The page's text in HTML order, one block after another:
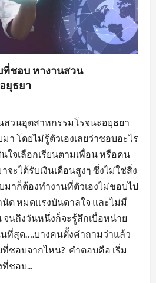
ชอบ หางานสวน
ยุธยา
สวนอุตสาหกรรมโรจนะอยุธยา
า โดยไม่รู้ตัวเองเลยว่าชอบอะไร
ใจเลือกเรียนตามเพื่อน หรือคน
จะได้รับเงินเดือนสูงๆ ซึ่งไม่ใช่สิ่ง
มาก็ต้องทำงานที่ตัวเองไม่ชอบไป
ด หมดแรงบันดาลใจ และไม่มี
นถึงวันหนึ่งก็จะรู้สึกเบื่อหน่าย
ที่สุด….บางคนตั้งคำถามว่าแล้ว
ชอบจากไหน? คำตอบคือ เริ่ม
ชอบ...